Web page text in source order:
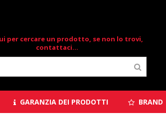
per cercare un prodotto, se non lo trovi,
contattaci...
GARANZIA DEI PRODOTTI BRAND